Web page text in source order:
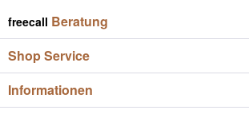
freecall Beratung
Shop Service
Informationen